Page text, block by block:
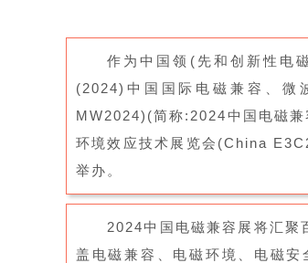
作为中国领(先和创新性电
(2024)中国国际电磁兼容、微
MW2024)(简称:2024中国电磁
环境效应技术展览会(China
举办。
2024中国电磁兼容展将汇聚
盖电磁兼容、电磁环境、电磁